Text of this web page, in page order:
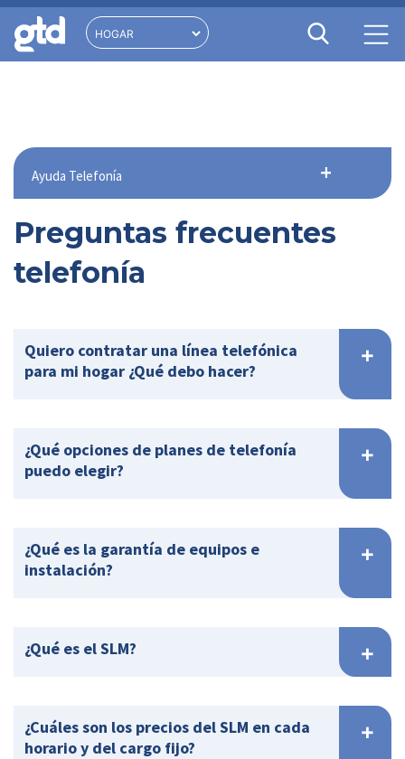
Ayuda Telefonía
Preguntas frecuentes
telefonía
Quiero contratar una línea telefónica
para mi hogar ¿Qué debo hacer?
¿Qué opciones de planes de telefonía
puedo elegir?
¿Qué es la garantía de equipos e
instalación?
¿Qué es el SLM?
¿Cuáles son los precios del SLM en cada
horario y del cargo fijo?